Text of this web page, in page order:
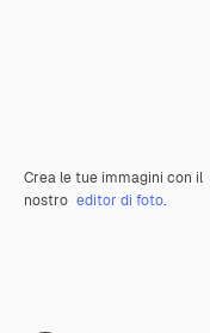
Crea le tue immagini con il
nostro editor di foto.